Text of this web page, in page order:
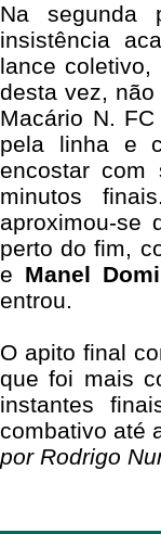
Na segunda
insistência
lance
desta vez,
Macário N.
pela linha e
encostar com
minutos
aproximou-se
perto do fim,
e Manel
entrou.
O apito final
que foi mais
instantes
combativo até
por Rodrigo